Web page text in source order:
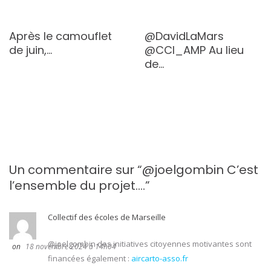
Après le camouflet
de juin,…
@DavidLaMars
@CCI_AMP Au lieu
de…
Un commentaire sur “@joelgombin C’est
l’ensemble du projet….”
Collectif des écoles de Marseille
18 novembre 2024 à 14h04
@joelgombin des initiatives citoyennes motivantes sont
financées également : aircarto-asso.fr